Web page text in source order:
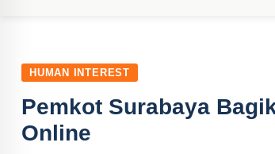
HUMAN INTEREST
Pemkot Surabaya
Online